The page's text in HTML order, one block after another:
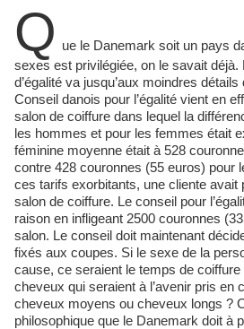
Q ue le Danemark soit un pays
sexes est privilégiée, on le savait
d’égalité va jusqu’aux moindres
Conseil danois pour l’égalité vient en
salon de coiffure dans lequel la
les hommes et pour les femmes était
féminine moyenne était à 528
contre 428 couronnes (55 euros) pour
ces tarifs exorbitants, une cliente avait
salon de coiffure. Le conseil pour
raison en infligeant 2500 couronnes
salon. Le conseil doit maintenant
fixés aux coupes. Si le sexe de la
cause, ce seraient le temps de coiffure
cheveux qui seraient à l’avenir pris en
cheveux moyens ou cheveux longs ?
philosophique que le Danemark doit à